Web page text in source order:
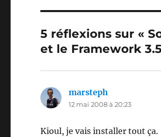
5 réflexions sur «
et le Framework
marsteph
12 mai 2008 à 20:23
Kioul, je vais installer tout ça.